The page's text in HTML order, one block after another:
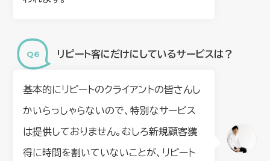
リピート客にだけにしているサービスは？
基本的にリピートのクライアントの皆さんし
かいらっしゃらないので、特別なサービス
は提供しておりません。むしろ新規顧客獲
得に時間を割いていないことが、リピート